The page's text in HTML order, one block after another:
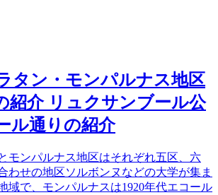
タン・モンパルナス地区
紹介 リュクサンブール公
ル通りの紹介
モンパルナス地区はそれぞれ五区、六
わせの地区ソルボンヌなどの大学が集ま
域で、モンパルナスは1920年代エコール